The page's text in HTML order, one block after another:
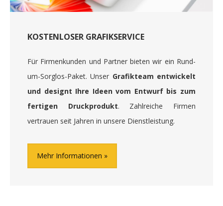
KOSTENLOSER GRAFIKSERVICE
Für Firmenkunden und Partner bieten wir ein Rund-
um-Sorglos-Paket. Unser Grafikteam entwickelt
und designt Ihre Ideen vom Entwurf bis zum
fertigen Druckprodukt. Zahlreiche Firmen
vertrauen seit Jahren in unsere Dienstleistung.
Mehr Informationen